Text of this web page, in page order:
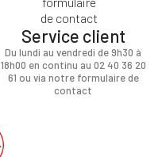
Service client
Du lundi au vendredi de 9h30 à
18h00 en continu au 02 40 36 20
61 ou via notre formulaire de
contact